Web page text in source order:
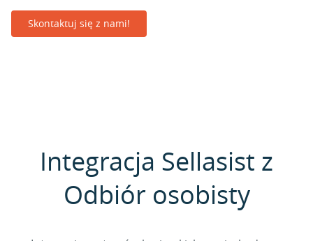
Skontaktuj się z nami!
Integracja Sellasist z
Odbiór osobisty